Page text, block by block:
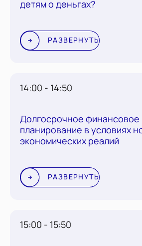
детям о деньгах?
РАЗВЕРНУТЬ
14:00 - 14:50
Долгосрочное финансовое
планирование в условиях
экономических реалий
РАЗВЕРНУТЬ
15:00 - 15:50